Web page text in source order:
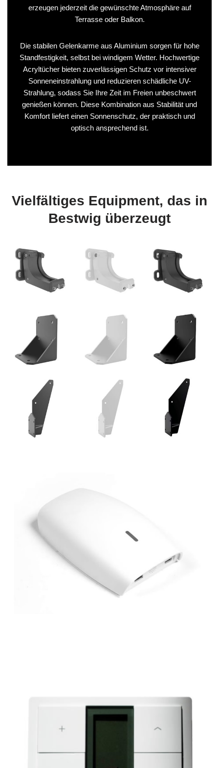
erzeugen jederzeit die gewünschte Atmosphäre auf
Terrasse oder Balkon.
Die stabilen Gelenkarme aus Aluminium sorgen für hohe
Standfestigkeit, selbst bei windigem Wetter. Hochwertige
Acryltücher bieten zuverlässigen Schutz vor intensiver
Sonneneinstrahlung und reduzieren schädliche UV-
Strahlung, sodass Sie Ihre Zeit im Freien unbeschwert
genießen können. Diese Kombination aus Stabilität und
Komfort liefert einen Sonnenschutz, der praktisch und
optisch ansprechend ist.
Vielfältiges Equipment, das in
Bestwig überzeugt